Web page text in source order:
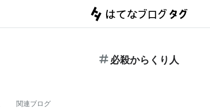
必殺からくり人
関連ブログ